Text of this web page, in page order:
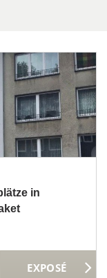
in